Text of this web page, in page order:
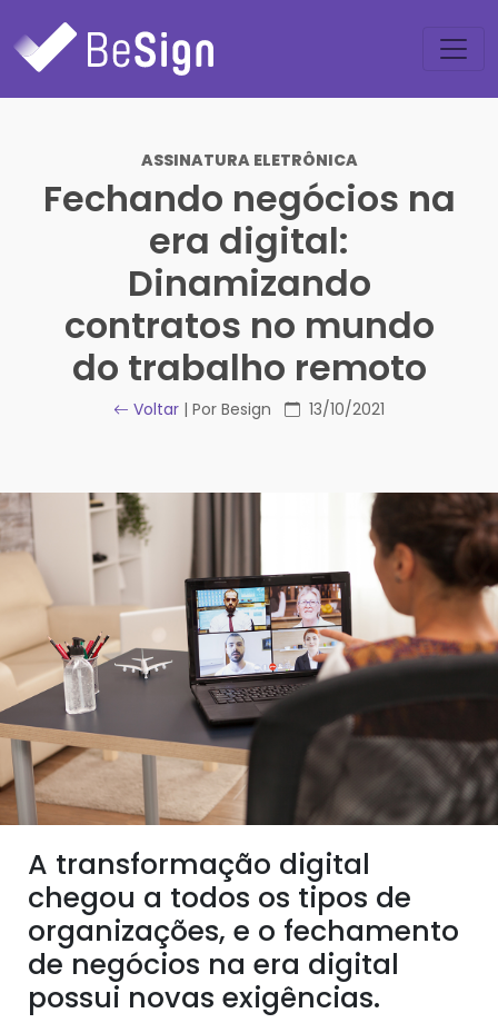
ASSINATURA ELETRÔNICA
Fechando negócios na
era digital:
Dinamizando
contratos no mundo
do trabalho remoto
Voltar | Por Besign 13/10/2021
A transformação digital
chegou a todos os tipos de
organizações, e o fechamento
de negócios na era digital
possui novas exigências.